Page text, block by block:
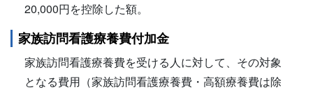
20,000円を控除した額。
家族訪問看護療養費付加金
家族訪問看護療養費を受ける人に対して、その対象
となる費用（家族訪問看護療養費・高額療養費は除